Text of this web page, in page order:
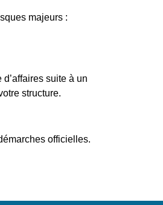
majeurs :
suite à un
structure.
officielles.